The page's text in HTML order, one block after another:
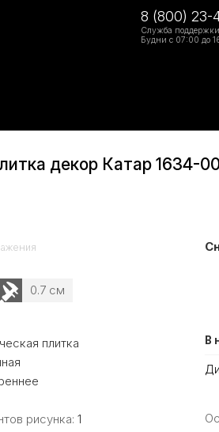
8 (800) 23-
Служба поддержки
Будни с 07:00 до
декор Катар 1634-
0.7 см
плитка
рисунка: 1
В